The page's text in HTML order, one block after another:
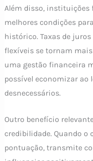
Além disso, instituições
melhores condições
histórico. Taxas de
flexíveis se tornam
uma gestão financeira
possível economizar ao
desnecessários.
Outro benefício
credibilidade. Quando
pontuação, transmite